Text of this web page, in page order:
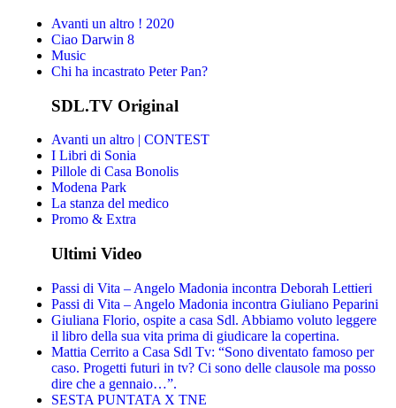
Avanti un altro ! 2020
Ciao Darwin 8
Music
Chi ha incastrato Peter Pan?
SDL.TV Original
Avanti un altro | CONTEST
I Libri di Sonia
Pillole di Casa Bonolis
Modena Park
La stanza del medico
Promo & Extra
Ultimi Video
Passi di Vita – Angelo Madonia incontra Deborah Lettieri
Passi di Vita – Angelo Madonia incontra Giuliano Peparini
Giuliana Florio, ospite a casa Sdl. Abbiamo voluto leggere
il libro della sua vita prima di giudicare la copertina.
Mattia Cerrito a Casa Sdl Tv: “Sono diventato famoso per
caso. Progetti futuri in tv? Ci sono delle clausole ma posso
dire che a gennaio…”.
SESTA PUNTATA X TNE